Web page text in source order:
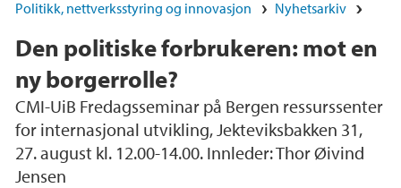
Politikk, nettverksstyring og innovasjon
Nyhetsarkiv
Den politiske forbrukeren: mot en
ny borgerrolle?
CMI-UiB Fredagsseminar på Bergen ressurssenter
for internasjonal utvikling, Jekteviksbakken 31,
27. august kl. 12.00-14.00. Innleder: Thor Øivind
Jensen